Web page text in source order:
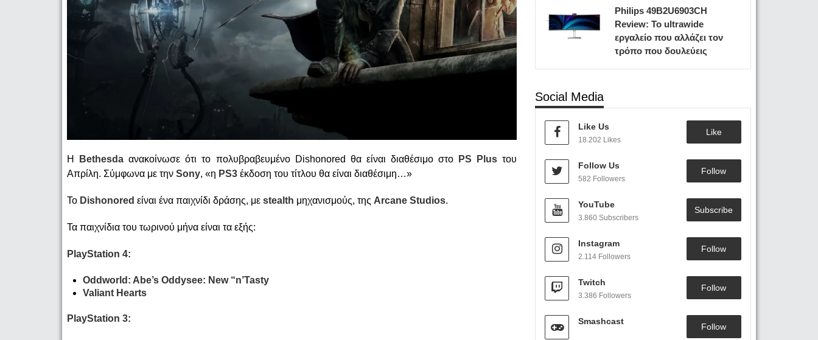
Η Bethesda ανακοίνωσε ότι το πολυβραβευμένο Dishonored θα είναι διαθέσιμο στο PS Plus του
Απρίλη. Σύμφωνα με την Sony, «η PS3 έκδοση του τίτλου θα είναι διαθέσιμη…»
Το Dishonored είναι ένα παιχνίδι δράσης, με stealth μηχανισμούς, της Arcane Studios.
Τα παιχνίδια του τωρινού μήνα είναι τα εξής:
PlayStation 4:
Oddworld: Abe’s Oddysee: New “n’Tasty
Valiant Hearts
PlayStation 3:
Philips 49B2U6903CH
Review: Το ultrawide
εργαλείο που αλλάζει τον
τρόπο που δουλεύεις
Social Media
Like Us
18.202 Likes
Like
Follow Us
582 Followers
Follow
YouTube
3.860 Subscribers
Subscribe
Instagram
2.114 Followers
Follow
Twitch
3.386 Followers
Follow
Smashcast
Follow